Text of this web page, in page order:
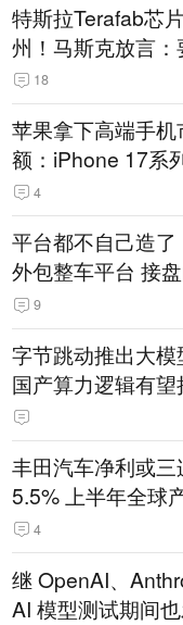
特斯拉Terafab芯
州！马斯克放言
回美国
18
苹果拿下高端手
额：iPhone 17系
4
平台都不自己造
外包整车平台 接
9
字节跳动推出大
国产算力逻辑有
丰田汽车净利或
5.5% 上半年全球
14.3万辆
4
继 OpenAI、
AI 模型测试期间